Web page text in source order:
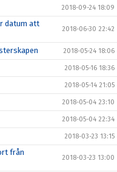
2018-09-24 18:09
datum att
2018-06-30 22:42
2018-05-24 18:06
2018-05-16 18:36
2018-05-14 21:05
2018-05-04 23:10
2018-05-04 22:34
2018-03-23 13:15
från
2018-03-23 13:00